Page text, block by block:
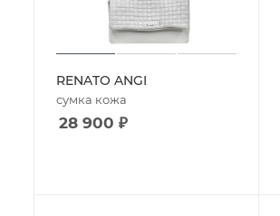
RENATO ANGI
сумка кожа
28 900 ₽